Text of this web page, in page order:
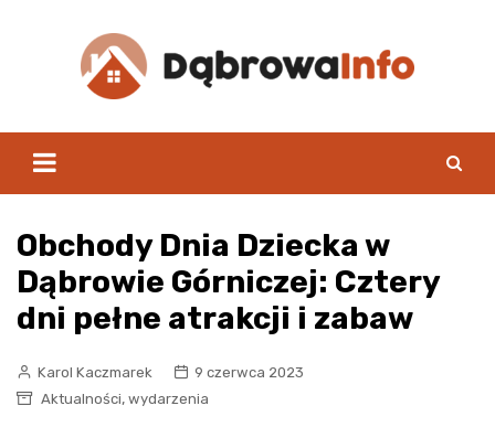
Obchody Dnia Dziecka w
Dąbrowie Górniczej: Cztery
dni pełne atrakcji i zabaw
Karol Kaczmarek
9 czerwca 2023
Aktualności, wydarzenia